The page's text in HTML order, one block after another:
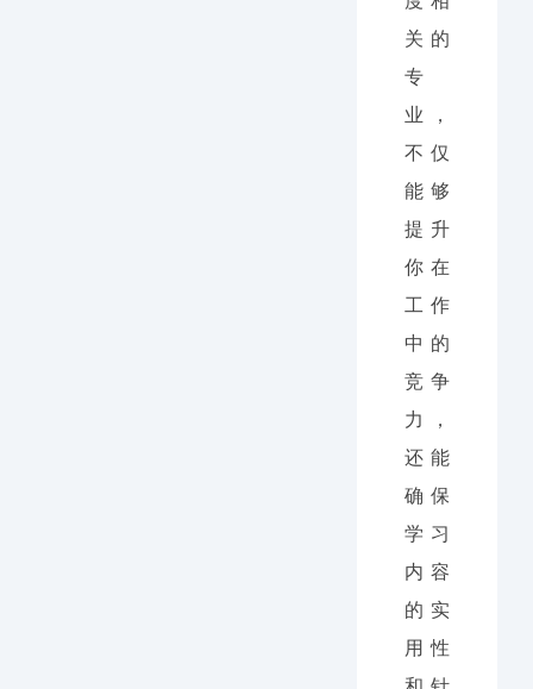
关的
专
业，
不仅
能够
提升
你在
工作
中的
竞争
力，
还能
确保
学习
内容
的实
用性